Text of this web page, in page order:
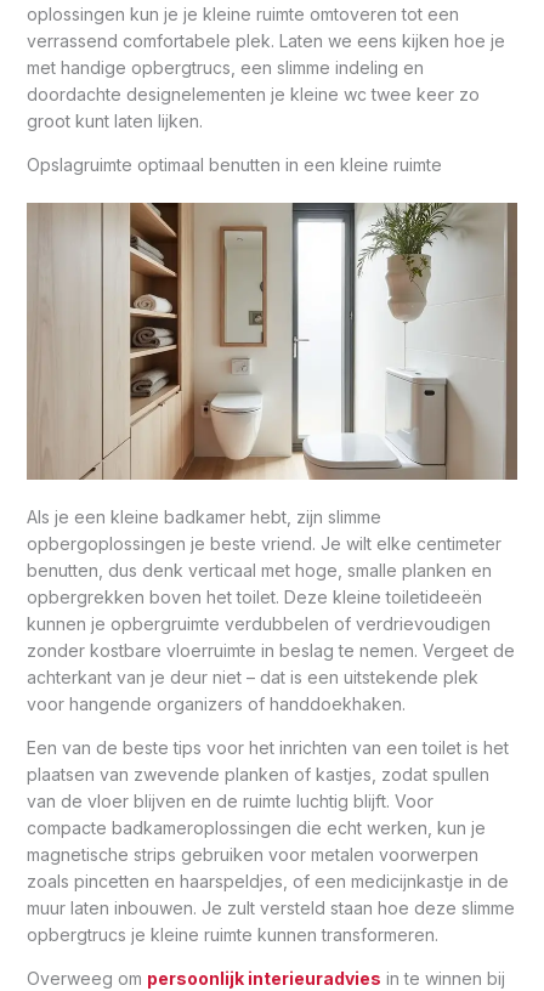
oplossingen kun je je kleine ruimte omtoveren tot een
verrassend comfortabele plek. Laten we eens kijken hoe je
met handige opbergtrucs, een slimme indeling en
doordachte designelementen je kleine wc twee keer zo
groot kunt laten lijken.
Opslagruimte optimaal benutten in een kleine ruimte
Als je een kleine badkamer hebt, zijn slimme
opbergoplossingen je beste vriend. Je wilt elke centimeter
benutten, dus denk verticaal met hoge, smalle planken en
opbergrekken boven het toilet. Deze kleine toiletideeën
kunnen je opbergruimte verdubbelen of verdrievoudigen
zonder kostbare vloerruimte in beslag te nemen. Vergeet de
achterkant van je deur niet – dat is een uitstekende plek
voor hangende organizers of handdoekhaken.
Een van de beste tips voor het inrichten van een toilet is het
plaatsen van zwevende planken of kastjes, zodat spullen
van de vloer blijven en de ruimte luchtig blijft. Voor
compacte badkameroplossingen die echt werken, kun je
magnetische strips gebruiken voor metalen voorwerpen
zoals pincetten en haarspeldjes, of een medicijnkastje in de
muur laten inbouwen. Je zult versteld staan hoe deze slimme
opbergtrucs je kleine ruimte kunnen transformeren.
Overweeg om persoonlijk interieuradvies in te winnen bij